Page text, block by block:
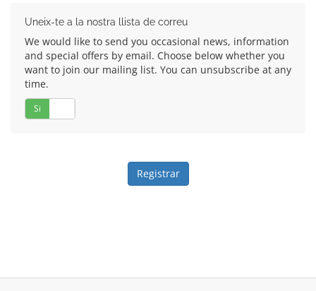
Uneix-te a la nostra llista de correu
We would like to send you occasional news, information
and special offers by email. Choose below whether you
want to join our mailing list. You can unsubscribe at any
time.
Si